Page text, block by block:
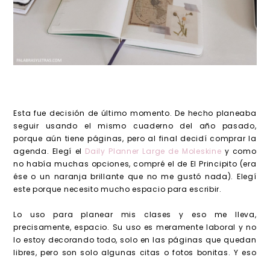
Esta fue decisión de último momento. De hecho planeaba
seguir usando el mismo cuaderno del año pasado,
porque aún tiene páginas, pero al final decidí comprar la
agenda. Elegí el Daily Planner Large de Moleskine y como
no había muchas opciones, compré el de El Principito (era
ése o un naranja brillante que no me gustó nada). Elegí
este porque necesito mucho espacio para escribir.
Lo uso para planear mis clases y eso me lleva,
precisamente, espacio. Su uso es meramente laboral y no
lo estoy decorando todo, solo en las páginas que quedan
libres, pero son solo algunas citas o fotos bonitas. Y eso